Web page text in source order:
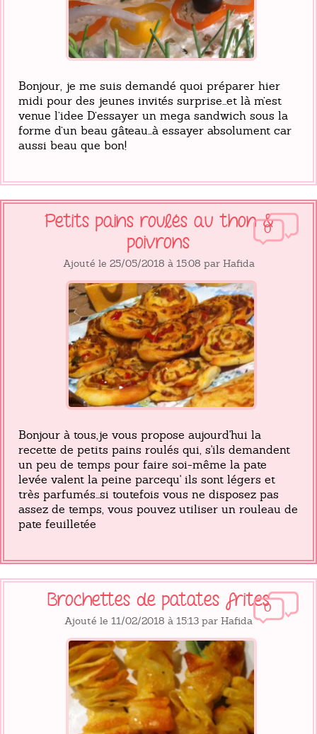
Bonjour, je me suis demandé quoi préparer hier
midi pour des jeunes invités surprise...et là m’est
venue l’idee D’essayer un mega sandwich sous la
forme d’un beau gâteau...à essayer absolument car
aussi beau que bon!
0
Petits pains roulés au thon &
poivrons
Ajouté le 25/05/2018 à 15:08 par Hafida
Bonjour à tous,je vous propose aujourd'hui la
recette de petits pains roulés qui, s'ils demandent
un peu de temps pour faire soi-même la pate
levée valent la peine parcequ' ils sont légers et
très parfumés...si toutefois vous ne disposez pas
assez de temps, vous pouvez utiliser un rouleau de
pate feuilletée
0
Brochettes de patates frites
Ajouté le 11/02/2018 à 15:13 par Hafida